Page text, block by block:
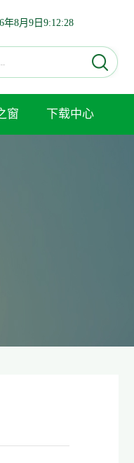
年8月9日9:12:30
窗 下载中心